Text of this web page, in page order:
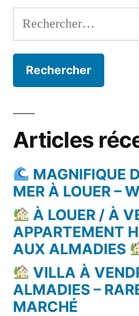
Rechercher :
Articles
MAGNIFIQUE
MER À LOUER –
À LOUER / À
APPARTEMENT
AUX ALMADIES
VILLA À
ALMADIES –
MARCHÉ